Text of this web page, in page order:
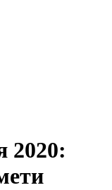
2020: